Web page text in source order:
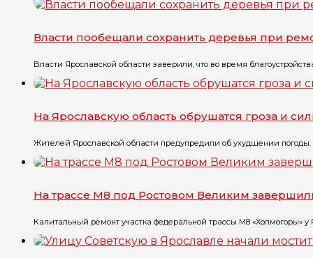
Власти пообещали сохранить деревья при
Власти Ярославской области заверили, что во время
На Ярославскую область обрушатся гроза и
Жителей Ярославской области предупредили об ухудшении
На трассе М8 под Ростовом Великим
Капитальный ремонт участка федеральной трассы М8 «Холмогоры» у